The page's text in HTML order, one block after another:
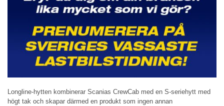
Longline-hytten kombinerar Scanias CrewCab med en S-seriehytt med
högt tak och skapar därmed en produkt som ingen annan